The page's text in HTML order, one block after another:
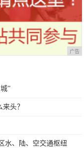
广告
”
头？
水、陆、空交通枢纽